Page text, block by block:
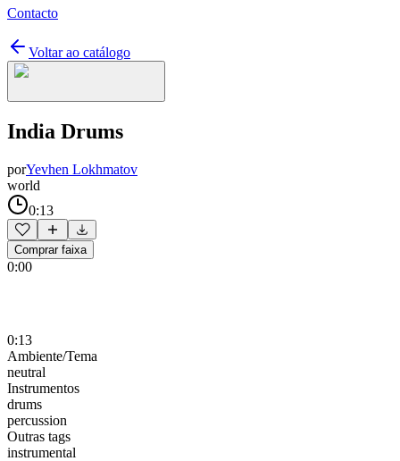
Contacto
Voltar ao catálogo
India Drums
porYevhen Lokhmatov
world
0:13
Comprar faixa
0:00
0:13
Ambiente/Tema
neutral
Instrumentos
drums
percussion
Outras tags
instrumental